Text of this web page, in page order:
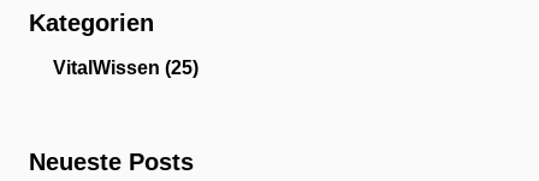
Kategorien
VitalWissen (25)
Neueste Posts